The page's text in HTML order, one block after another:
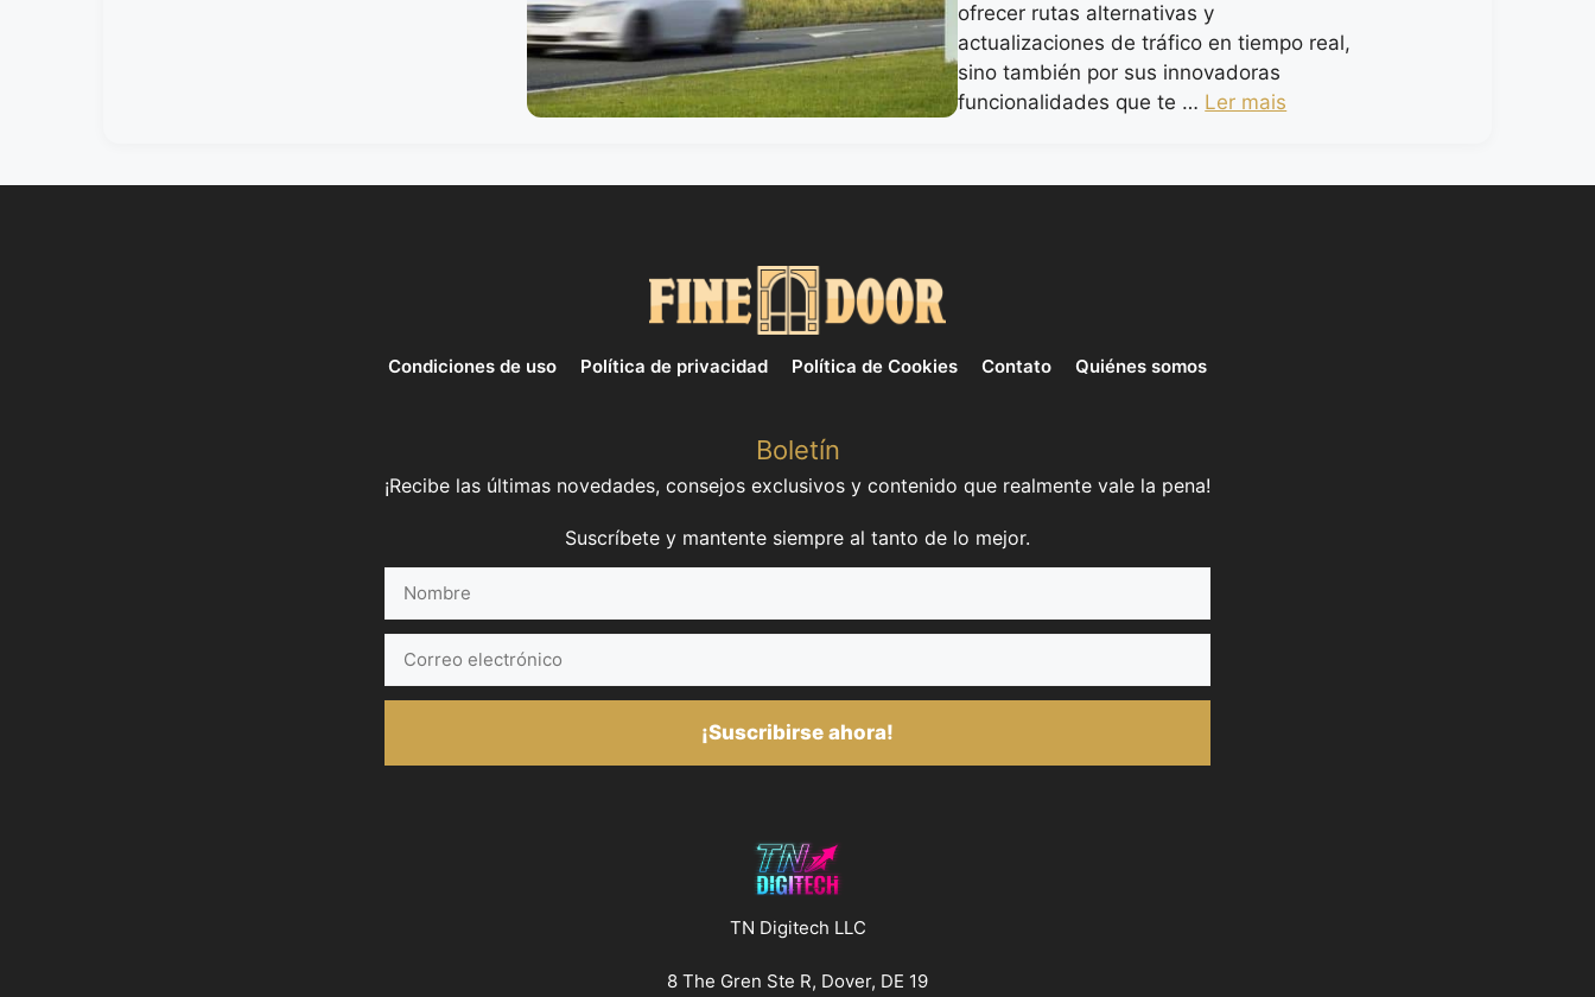
ofrecer rutas alternativas y
actualizaciones de tráfico en tiempo real,
sino también por sus innovadoras
funcionalidades que te … Ler mais
Condiciones de uso Política de privacidad Política de Cookies Contato Quiénes somos
Boletín
¡Recibe las últimas novedades, consejos exclusivos y contenido que realmente vale la pena!
Suscríbete y mantente siempre al tanto de lo mejor.
electrónico
¡Suscribirse ahora!
TN Digitech LLC
8 The Gren Ste R, Dover, DE 19